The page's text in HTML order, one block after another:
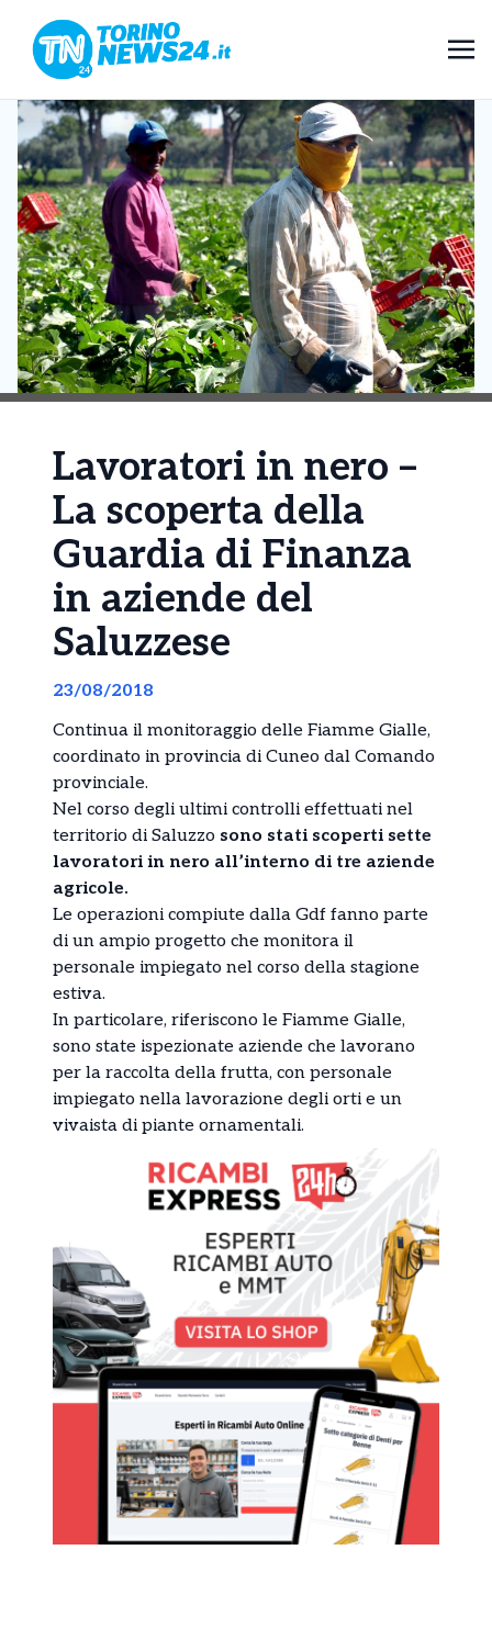
Lavoratori in nero –
La scoperta della
Guardia di Finanza
in aziende del
Saluzzese
23/08/2018
Continua il monitoraggio delle Fiamme Gialle,
coordinato in provincia di Cuneo dal Comando
provinciale.
Nel corso degli ultimi controlli effettuati nel
territorio di Saluzzo sono stati scoperti sette
lavoratori in nero all’interno di tre aziende
agricole.
Le operazioni compiute dalla Gdf fanno parte
di un ampio progetto che monitora il
personale impiegato nel corso della stagione
estiva.
In particolare, riferiscono le Fiamme Gialle,
sono state ispezionate aziende che lavorano
per la raccolta della frutta, con personale
impiegato nella lavorazione degli orti e un
vivaista di piante ornamentali.